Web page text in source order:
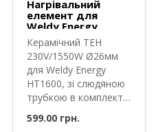
Нагрівальний
елемент для
Weldy Energy
HT1600 230V
1550W
Керамічний ТЕН
230V/1550W Ø26мм
для Weldy Energy
HT1600, зі слюдяною
трубкою в комплекті.
599.00 грн.